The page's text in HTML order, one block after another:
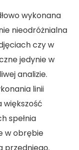
wykonana
nieodróżnialna
czy w
jedynie w
analizie.
linii
większość
spełnia
w obrębie